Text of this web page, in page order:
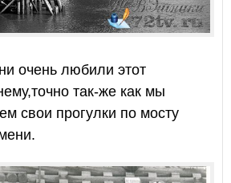
очень любили этот
так-же как мы
свои прогулки по мосту